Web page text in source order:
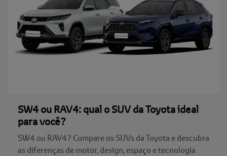
SW4 ou RAV4: qual o SUV da Toyota ideal
para você?
SW4 ou RAV4? Compare os SUVs da Toyota e descubra
as diferenças de motor, design, espaço e tecnologia